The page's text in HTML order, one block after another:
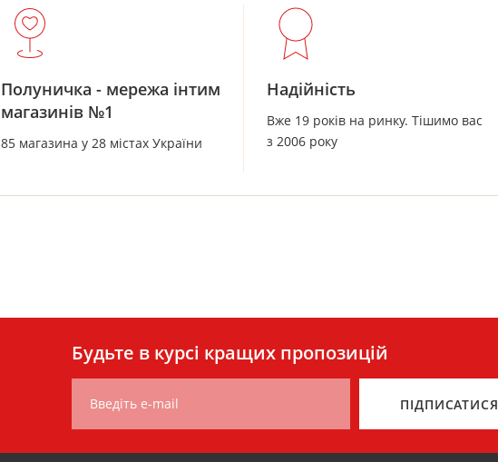
Полуничка - мережа інтим
магазинів №1
85 магазина у 28 містах України
Надійність
Вже 19 років на ринку. Тішимо вас
з 2006 року
Будьте в курсі кращих пропозицій
Введіть e-mail ПІДПИСАТИСЯ